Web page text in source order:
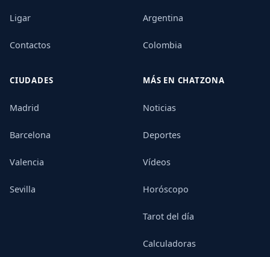
Ligar
Contactos
Argentina
Colombia
CIUDADES
Madrid
Barcelona
Valencia
Sevilla
MÁS EN CHATZONA
Noticias
Deportes
Vídeos
Horóscopo
Tarot del día
Calculadoras